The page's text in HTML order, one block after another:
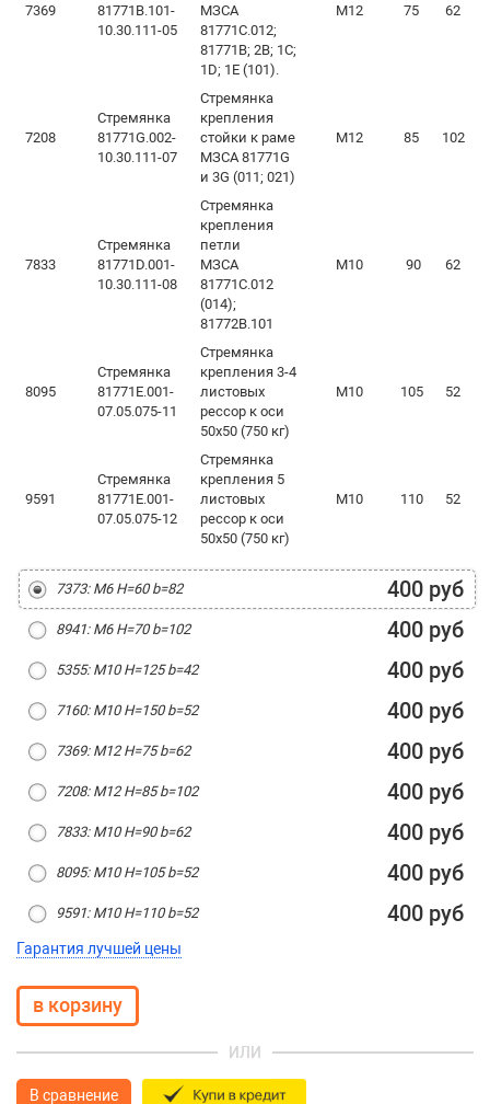
7369
81771В.101-
10.30.111-05
МЗСА
81771С.012;
81771В; 2В; 1С;
1D; 1Е (101).
М12 75 62
7208
Стремянка
81771G.002-
10.30.111-07
Стремянка
крепления
стойки к раме
МЗСА 81771G
и 3G (011; 021)
М12 85 102
7833
Стремянка
81771D.001-
10.30.111-08
Стремянка
крепления
петли
МЗСА
81771С.012
(014);
81772В.101
М10 90 62
8095
Стремянка
81771Е.001-
07.05.075-11
Стремянка
крепления 3-4
листовых
рессор к оси
50х50 (750 кг)
М10 105 52
9591
Стремянка
81771E.001-
07.05.075-12
Стремянка
крепления 5
листовых
рессор к оси
50х50 (750 кг)
М10 110 52
7373: М6 H=60 b=82 400 руб
8941: М6 H=70 b=102 400 руб
5355: М10 H=125 b=42 400 руб
7160: М10 H=150 b=52 400 руб
7369: М12 H=75 b=62 400 руб
7208: М12 H=85 b=102 400 руб
7833: М10 H=90 b=62 400 руб
8095: М10 H=105 b=52 400 руб
9591: М10 H=110 b=52 400 руб
Гарантия лучшей цены
ИЛИ
В сравнение